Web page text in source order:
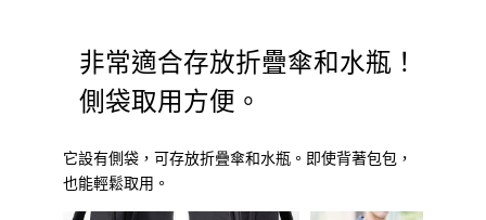
非常適合存放折疊傘和水瓶！
側袋取用方便。
它設有側袋，可存放折疊傘和水瓶。即使背著包包，
也能輕鬆取用。